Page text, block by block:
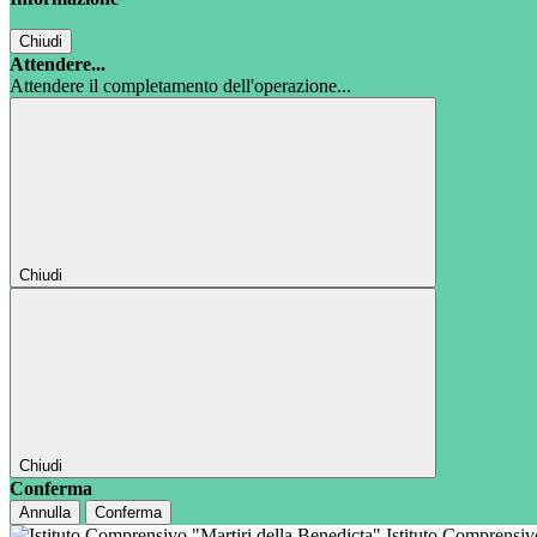
Chiudi
Attendere...
Attendere il completamento dell'operazione...
Chiudi
Chiudi
Conferma
Annulla Conferma